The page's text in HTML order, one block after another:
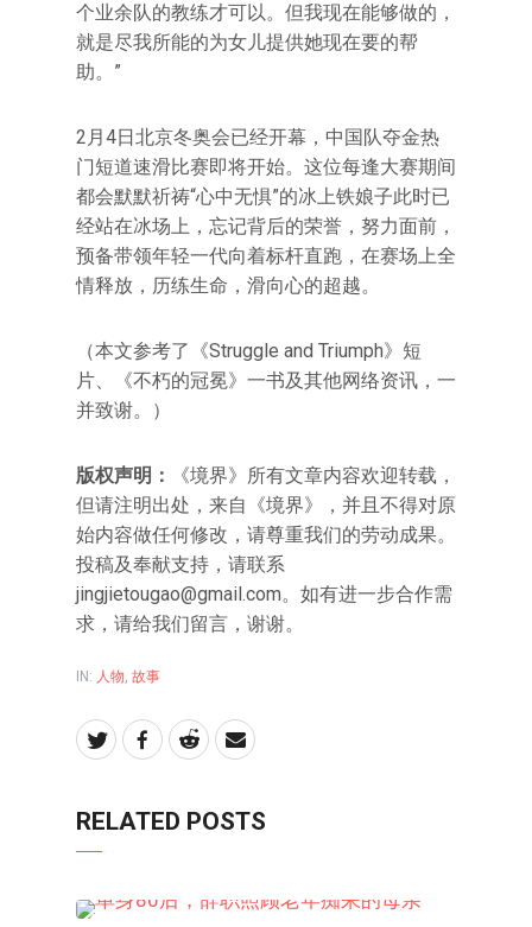
个业余队的教练才可以。但我现在能够做的，
就是尽我所能的为女儿提供她现在要的帮
助。”
2月4日北京冬奥会已经开幕，中国队夺金热
门短道速滑比赛即将开始。这位每逢大赛期间
都会默默祈祷“心中无惧”的冰上铁娘子此时已
经站在冰场上，忘记背后的荣誉，努力面前，
预备带领年轻一代向着标杆直跑，在赛场上全
情释放，历练生命，滑向心的超越。
（本文参考了《Struggle and Triumph》短
片、《不朽的冠冕》一书及其他网络资讯，一
并致谢。）
版权声明：
《境界》所有文章内容欢迎转载，
但请注明出处，来自《境界》，并且不得对原
始内容做任何修改，请尊重我们的劳动成果。
投稿及奉献支持，请联系
jingjietougao@gmail.com。如有进一步合作需
求，请给我们留言，谢谢。
IN: 人物, 故事
RELATED POSTS